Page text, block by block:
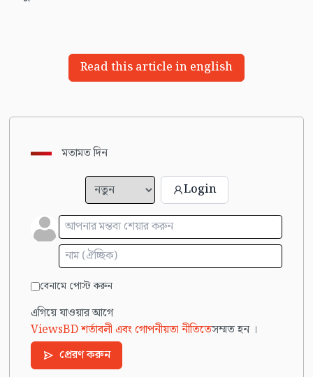
Read this article in english
মতামত দিন
Login
বেনামে পোস্ট করুন
এগিয়ে যাওয়ার আগে
ViewsBD শর্তাবলী এবং গোপনীয়তা নীতিতেসম্মত হন ।
প্রেরণ করুন